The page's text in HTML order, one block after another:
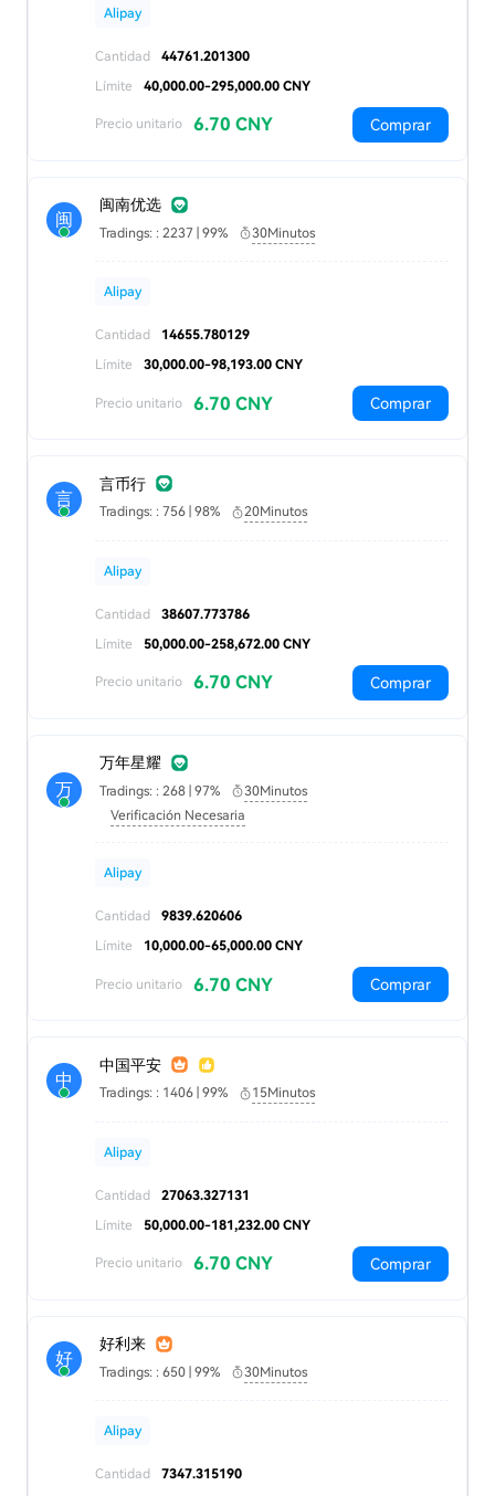
Alipay
Cantidad
44761.201300
Límite
40,000.00-295,000.00 CNY
Precio unitario 6.70 CNY Comprar
闽
闽南优选
Tradings: : 2237 | 99% 30Minutos
Alipay
Cantidad
14655.780129
Límite
30,000.00-98,193.00 CNY
Precio unitario 6.70 CNY Comprar
言
言币行
Tradings: : 756 | 98% 20Minutos
Alipay
Cantidad
38607.773786
Límite
50,000.00-258,672.00 CNY
Precio unitario 6.70 CNY Comprar
万
万年星耀
Tradings: : 268 | 97%
30Minutos
Verificación Necesaria
Alipay
Cantidad
9839.620606
Límite
10,000.00-65,000.00 CNY
Precio unitario 6.70 CNY Comprar
中
中国平安
Tradings: : 1406 | 99% 15Minutos
Alipay
Cantidad
27063.327131
Límite
50,000.00-181,232.00 CNY
Precio unitario 6.70 CNY Comprar
好
好利来
Tradings: : 650 | 99% 30Minutos
Alipay
Cantidad
7347.315190